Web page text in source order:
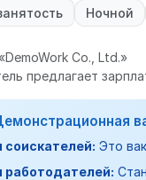
Ночной
Co., Ltd.»
предлагает
соискателей: Это
работодателей: